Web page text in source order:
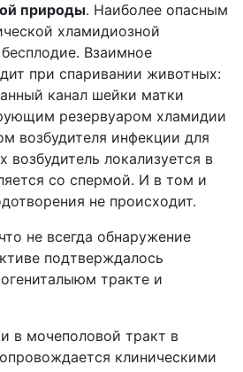
природы. Наиболее опасным
хламидиозной
Взаимное
при спаривании животных:
канал шейки матки
резервуаром хламидии
возбудителя инфекции для
возбудитель локализуется в
со спермой. И в том и
не происходит.
не всегда обнаружение
подтверждалось
тракте и
в мочеполовой тракт в
клиническими